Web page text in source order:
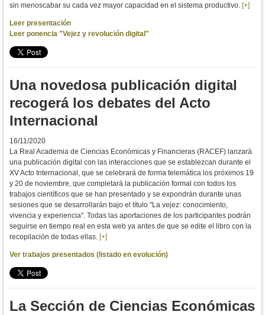
sin menoscabar su cada vez mayor capacidad en el sistema productivo. [+]
Leer presentación
Leer ponencia "Vejez y revolución digital"
Una novedosa publicación digital
recogerá los debates del Acto
Internacional
16/11/2020
La Real Academia de Ciencias Económicas y Financieras (RACEF) lanzará
una publicación digital con las interacciones que se establezcan durante el
XV Acto Internacional, que se celebrará de forma telemática los próximos 19
y 20 de noviembre, que completará la publicación formal con todos los
trabajos científicos que se han presentado y se expondrán durante unas
sesiones que se desarrollarán bajo el título "La vejez: conocimiento,
vivencia y experiencia". Todas las aportaciones de los participantes podrán
seguirse en tiempo real en esta web ya antes de que se edite el libro con la
recopilación de todas ellas. [+]
Ver trabajos presentados (listado en evolución)
La Sección de Ciencias Económicas